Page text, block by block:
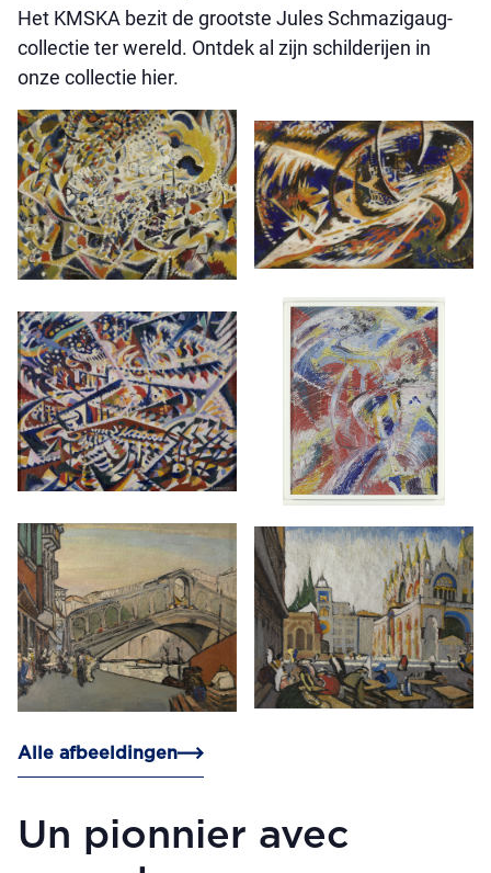
Het KMSKA bezit de grootste Jules Schmazigaug-
collectie ter wereld. Ontdek al zijn schilderijen in
onze collectie hier.
Alle afbeeldingen
Un pionnier avec